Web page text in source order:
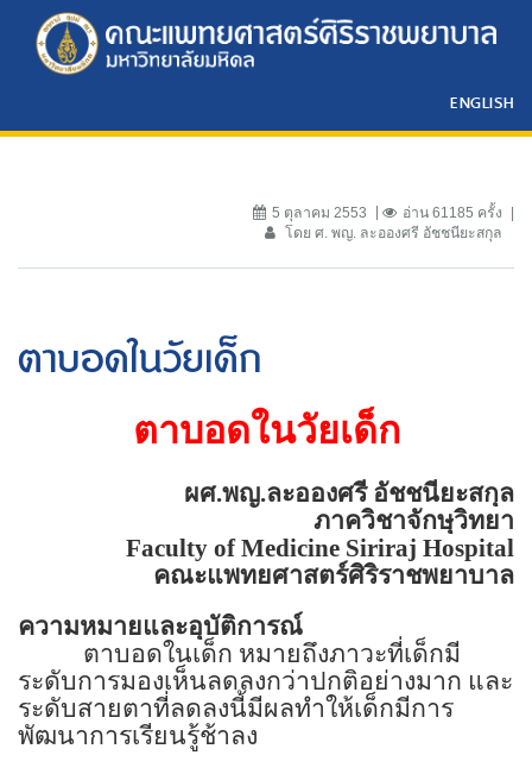
ENGLISH
5 ตุลาคม 2553
อ่าน 61185 ครั้ง
โดย ศ. พญ. ละอองศรี อัชชนียะสกุล
ตาบอดในวัยเด็ก
ตาบอดในวัยเด็ก
ผศ.พญ.ละอองศรี อัชชนียะสกุล
ภาควิชาจักษุวิทยา
Faculty ofMedicine Siriraj Hospital
คณะแพทยศาสตร์ศิริราชพยาบาล
ความหมายและอุบัติการณ์
ตาบอดในเด็ก หมายถึงภาวะที่เด็กมี
ระดับการมองเห็นลดลงกว่าปกติอย่างมาก และ
ระดับสายตาที่ลดลงนี้มีผลทำให้เด็กมีการ
พัฒนาการเรียนรู้ช้าลง